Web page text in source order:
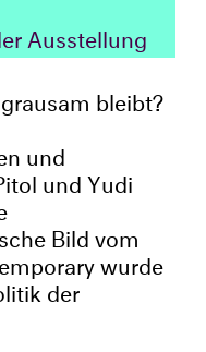
Ausstellung
bleibt?
und
und Yudi
Bild vom
wurde
der